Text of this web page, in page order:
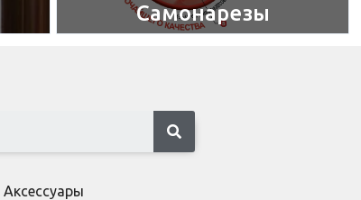
Самонарезы​
Аксессуары